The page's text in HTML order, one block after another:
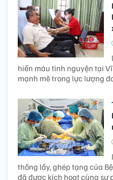
hiến máu tình nguyện tại
mạnh mẽ trong lực lượng
thống lấy, ghép tạng của
đã được kích hoạt cùng sự